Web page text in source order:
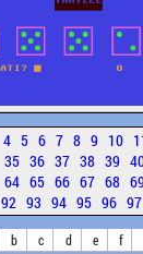
4 5 6 7 8 9 10
35 36 37 38 39
64 65 66 67 68
92 93 94 95 96
b c d e f